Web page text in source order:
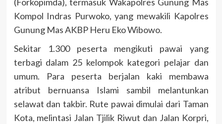
Kompol Indras Purwoko, yang mewakili Kapolres
Gunung Mas AKBP Heru Eko Wibowo.
Sekitar 1.300 peserta mengikuti pawai yang
terbagi dalam 25 kelompok kategori pelajar dan
umum. Para peserta berjalan kaki membawa
atribut bernuansa Islami sambil melantunkan
selawat dan takbir. Rute pawai dimulai dari Taman
Kota, melintasi Jalan Tjilik Riwut dan Jalan Korpri,